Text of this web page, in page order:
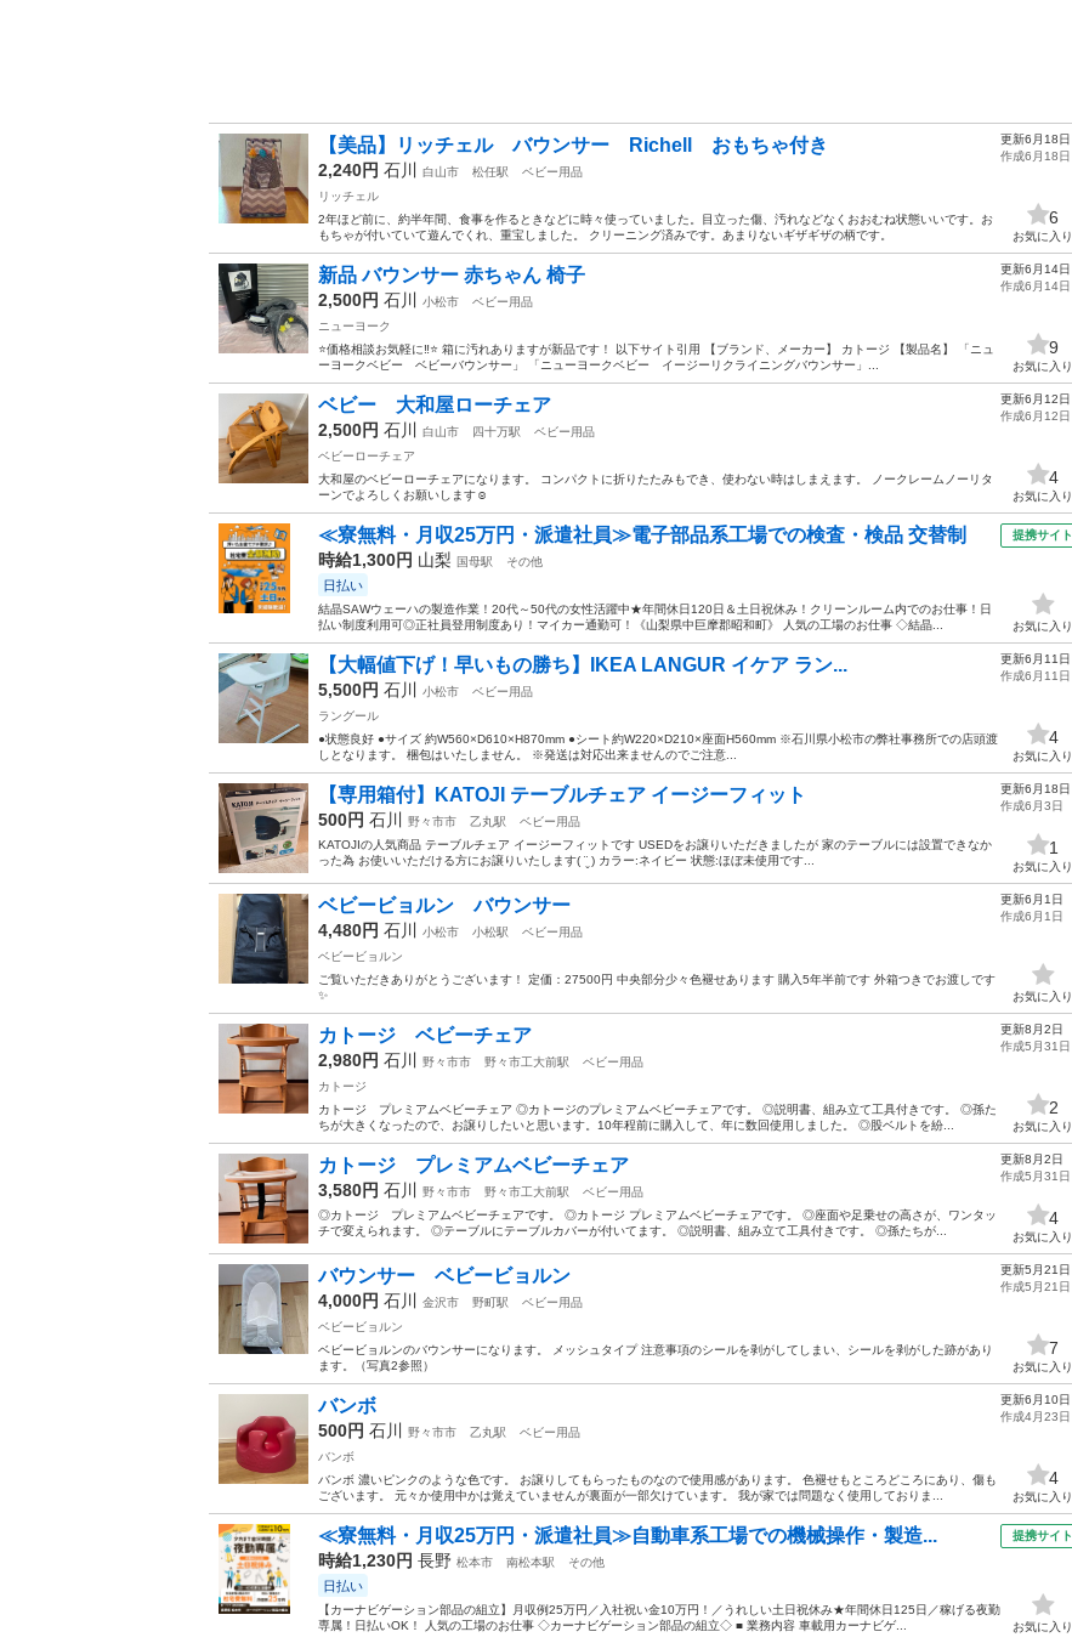
【美品】リッチェル バウンサー Richell おもちゃ付き
2,240円 石川 白山市 松任駅
ベビー用品
リッチェル
2年ほど前に、約半年間、食事を作るときなどに時々使っていました。目立った傷、汚れなどなくおおむね状態いいです。お
もちゃが付いていて遊んでくれ、重宝しました。 クリーニング済みです。あまりないギザギザの柄です。
更新6月18日
作成6月18日
6
お気に入り
新品 バウンサー 赤ちゃん 椅子
2,500円 石川 小松市
ベビー用品
ニューヨーク
⭐️価格相談お気軽に‼︎⭐️ 箱に汚れありますが新品です！ 以下サイト引用 【ブランド、メーカー】 カトージ 【製品名】 「ニュ
ーヨークベビー ベビーバウンサー」 「ニューヨークベビー イージーリクライニングバウンサー」...
更新6月14日
作成6月14日
9
お気に入り
ベビー 大和屋ローチェア
2,500円 石川 白山市 四十万駅
ベビー用品
ベビーローチェア
大和屋のベビーローチェアになります。 コンパクトに折りたたみもでき、使わない時はしまえます。 ノークレームノーリタ
ーンでよろしくお願いします☺︎
更新6月12日
作成6月12日
4
お気に入り
≪寮無料・月収25万円・派遣社員≫電子部品系工場での検査・検品 交替制
時給1,300円 山梨 国母駅 その他
日払い
結晶SAWウェーハの製造作業！20代～50代の女性活躍中★年間休日120日＆土日祝休み！クリーンルーム内でのお仕事！日
払い制度利用可◎正社員登用制度あり！マイカー通勤可！《山梨県中巨摩郡昭和町》 人気の工場のお仕事 ◇結晶...
提携サイト
お気に入り
【大幅値下げ！早いもの勝ち】IKEA LANGUR イケア ラン...
5,500円 石川 小松市
ベビー用品
ラングール
●状態良好 ●サイズ 約W560×D610×H870mm ●シート約W220×D210×座面H560mm ※石川県小松市の弊社事務所での店頭渡
しとなります。 梱包はいたしません。 ※発送は対応出来ませんのでご注意...
更新6月11日
作成6月11日
4
お気に入り
【専用箱付】KATOJI テーブルチェア イージーフィット
500円 石川 野々市市 乙丸駅
ベビー用品
KATOJIの人気商品 テーブルチェア イージーフィットです USEDをお譲りいただきましたが 家のテーブルには設置できなか
った為 お使いいただける方にお譲りいたします( ¨̮ ) カラー:ネイビー 状態:ほぼ未使用です...
更新6月18日
作成6月3日
1
お気に入り
ベビービョルン バウンサー
4,480円 石川 小松市 小松駅
ベビー用品
ベビービョルン
ご覧いただきありがとうございます！ 定価：27500円 中央部分少々色褪せあります 購入5年半前です 外箱つきでお渡しです
✨
更新6月1日
作成6月1日
お気に入り
カトージ ベビーチェア
2,980円 石川 野々市市 野々市工大前駅
ベビー用品
カトージ
カトージ プレミアムベビーチェア ◎カトージのプレミアムベビーチェアです。 ◎説明書、組み立て工具付きです。 ◎孫た
ちが大きくなったので、お譲りしたいと思います。10年程前に購入して、年に数回使用しました。 ◎股ベルトを紛...
更新8月2日
作成5月31日
2
お気に入り
カトージ プレミアムベビーチェア
3,580円 石川 野々市市 野々市工大前駅
ベビー用品
◎カトージ プレミアムベビーチェアです。 ◎カトージ プレミアムベビーチェアです。 ◎座面や足乗せの高さが、ワンタッ
チで変えられます。 ◎テーブルにテーブルカバーが付いてます。 ◎説明書、組み立て工具付きです。 ◎孫たちが...
更新8月2日
作成5月31日
4
お気に入り
バウンサー ベビービョルン
4,000円 石川 金沢市 野町駅
ベビー用品
ベビービョルン
ベビービョルンのバウンサーになります。 メッシュタイプ 注意事項のシールを剥がしてしまい、シールを剥がした跡があり
ます。（写真2参照）
更新5月21日
作成5月21日
7
お気に入り
バンボ
500円 石川 野々市市 乙丸駅
ベビー用品
バンボ
バンボ 濃いピンクのような色です。 お譲りしてもらったものなので使用感があります。 色褪せもところどころにあり、傷も
ございます。 元々か使用中かは覚えていませんが裏面が一部欠けています。 我が家では問題なく使用しておりま...
更新6月10日
作成4月23日
4
お気に入り
≪寮無料・月収25万円・派遣社員≫自動車系工場での機械操作・製造...
時給1,230円 長野 松本市 南松本駅 その他
日払い
【カーナビゲーション部品の組立】月収例25万円／入社祝い金10万円！／うれしい土日祝休み★年間休日125日／稼げる夜勤
専属！日払いOK！ 人気の工場のお仕事 ◇カーナビゲーション部品の組立◇ ■ 業務内容 車載用カーナビゲ...
提携サイト
お気に入り